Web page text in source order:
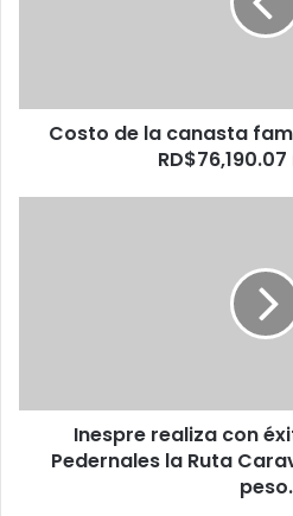
a
RD$76,190.07
Costo de la canasta
Ruta
CaravanaInespre realiza con
Pedernales la Ruta
peso.